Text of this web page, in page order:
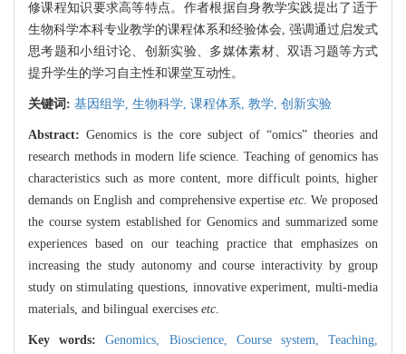
修课程知识要求高等特点。作者根据自身教学实践提出了适于
生物科学本科专业教学的课程体系和经验体会, 强调通过启发式
思考题和小组讨论、创新实验、多媒体素材、双语习题等方式
提升学生的学习自主性和课堂互动性。
关键词: 基因组学, 生物科学, 课程体系, 教学, 创新实验
Abstract: Genomics is the core subject of “omics” theories and
research methods in modern life science. Teaching of genomics has
characteristics such as more content, more difficult points, higher
demands on English and comprehensive expertise etc. We proposed
the course system established for Genomics and summarized some
experiences based on our teaching practice that emphasizes on
increasing the study autonomy and course interactivity by group
study on stimulating questions, innovative experiment, multi-media
materials, and bilingual exercises etc.
Key words:Genomics, Bioscience, Course system,Teaching,